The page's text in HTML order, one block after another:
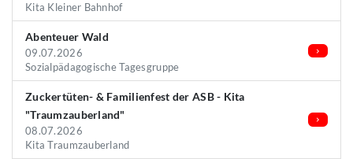
Kita Kleiner Bahnhof
Abenteuer Wald
09.07.2026
Sozialpädagogische Tagesgruppe
Zuckertüten- & Familienfest der ASB - Kita
"Traumzauberland"
08.07.2026
Kita Traumzauberland